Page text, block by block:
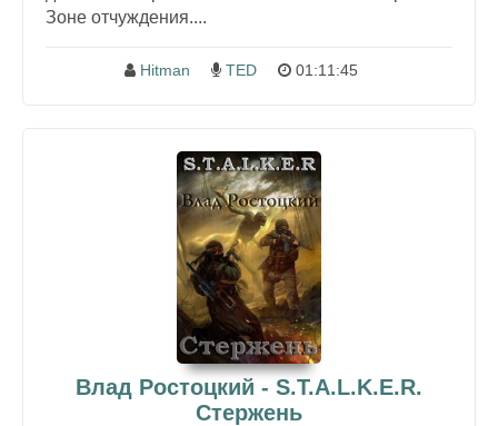
Зоне отчуждения....
Hitman TED 01:11:45
Влад Ростоцкий - S.T.A.L.K.E.R.
Стержень